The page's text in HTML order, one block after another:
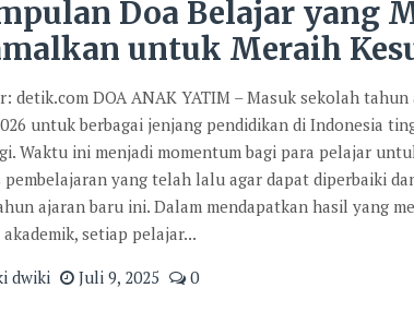
Doa Belajar yang
untuk Meraih
detik.com DOA ANAK YATIM – Masuk sekolah
untuk berbagai jenjang pendidikan di Indonesia
Waktu ini menjadi momentum bagi para pelajar
pembelajaran yang telah lalu agar dapat diperbaiki
ajaran baru ini. Dalam mendapatkan hasil yang
akademik, setiap pelajar...
dwiki
Juli 9, 2025 0